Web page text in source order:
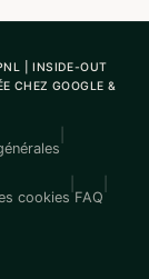
| INSIDE-OUT
CHEZ GOOGLE &
cookies FAQ